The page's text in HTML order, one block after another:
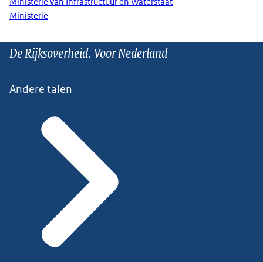
Ministerie
De Rijksoverheid. Voor Nederland
Andere talen